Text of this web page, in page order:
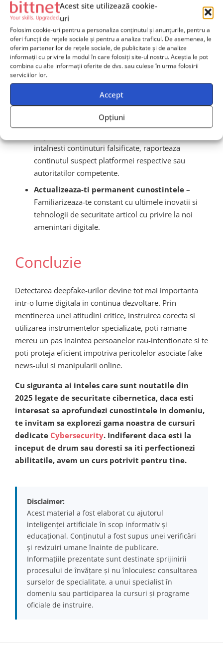
Acest site utilizează cookie-
uri
Folosim cookie-uri pentru a personaliza conținutul și anunțurile, pentru a
oferi funcții de rețele sociale și pentru a analiza traficul. De asemenea, le
oferim partenerilor de rețele sociale, de publicitate și de analize
informații cu privire la modul în care folosiți site-ul nostru. Aceștia le pot
combina cu alte informații oferite de dvs. sau culese în urma folosirii
serviciilor lor.
Accept
Opțiuni
Analizeaza critic continutul– Ramai mereu
atent si critic fata de materiale procedente din
surse neconfirmate sau controversate.
Verifica intotdeauna sursa– daca pare
suspicios sau exagerat, verifica veridicitatea
informatiilor folosind surse de incredere.
Nu distribui in graba– Evita sa raspandesti
informatii fara a verifica in prealabil autenticitatea
intalnesti continuturi falsificate, raporteaza
continutul suspect platformei respective sau
autoritatilor competente.
Actualizeaza-ti permanent cunostintele–
Familiarizeaza-te constant cu ultimele inovatii si
tehnologii de securitate articol cu privire la noi
amenintari digitale.
Concluzie
Detectarea deepfake-urilor devine tot mai importanta
intr-o lume digitala in continua dezvoltare. Prin
mentinerea unei atitudini critice, instruirea corecta si
utilizarea instrumentelor specializate, poti ramane
mereu un pas inaintea persoanelor rau-intentionate si te
poti proteja eficient impotriva pericolelor asociate fake
news-ului si manipularii online.
Cu siguranta ai inteles care sunt noutatile din
2025 legate de securitate cibernetica, daca esti
interesat sa aprofundezi cunostintele in domeniu,
te invitam sa explorezi gama noastra de cursuri
dedicate Cybersecurity. Indiferent daca esti la
inceput de drum sau doresti sa iti perfectionezi
abilitatile, avem un curs potrivit pentru tine.
Disclaimer:
Acest material a fost elaborat cu ajutorul
inteligenței artificiale în scop informativ și
educațional. Conținutul a fost supus unei verificări
și revizuiri umane înainte de publicare.
Informațiile prezentate sunt destinate sprijinirii
procesului de învățare și nu înlocuiesc consultarea
surselor de specialitate, a unui specialist în
domeniu sau participarea la cursuri și programe
oficiale de instruire.